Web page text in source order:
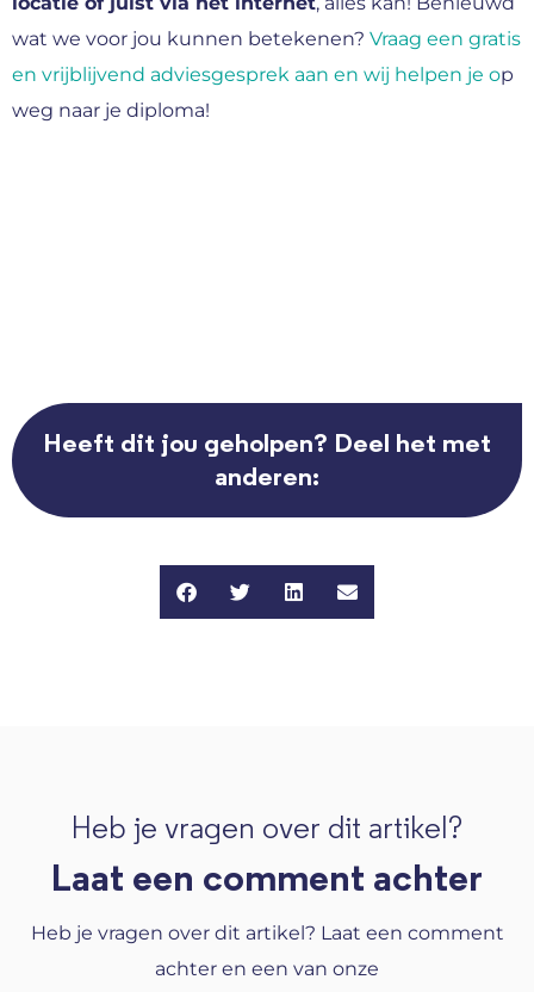
wat we voor jou kunnen betekenen? Vraag een gratis
en vrijblijvend adviesgesprek aan en wij helpen je op
weg naar je diploma!
Heeft dit jou geholpen? Deel het met
anderen:
Heb je vragen over dit artikel?
Laat een comment achter
Heb je vragen over dit artikel? Laat een comment
achter en een van onze